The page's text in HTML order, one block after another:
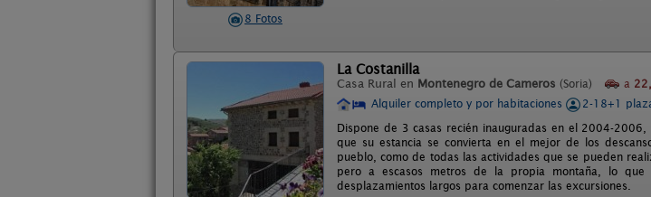
8 Fotos
La Costanilla
Casa Rural en Montenegro de Cameros (Soria) a
Alquiler completo y por habitaciones
2-18+1
Dispone de 3 casas recién inauguradas en el 2004-
que su estancia se convierta en el mejor de los
pueblo, como de todas las actividades que se pueden
pero a escasos metros de la propia montaña, lo
desplazamientos largos para comenzar las excursiones.